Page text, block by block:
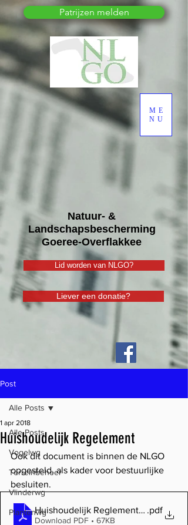
Natuur- &
Landschapsbescherming
Goeree-Overflakkee
ME
NU
Lid worden van NLGO?
Liever een donatie?
Patrijzen melden
Post
Alle Posts
Vogelwg
Terreinbeheer
Vlinderwg
Plantenwg
Alle Posts
Huishoudelijk Regelement
1 apr 2018
Ook dit document is binnen de NLGO
opgesteld, als kader voor bestuurlijke
besluiten.
Huishoudelijk Reglement 2018_04_12
.pdf
Download PDF • 67KB